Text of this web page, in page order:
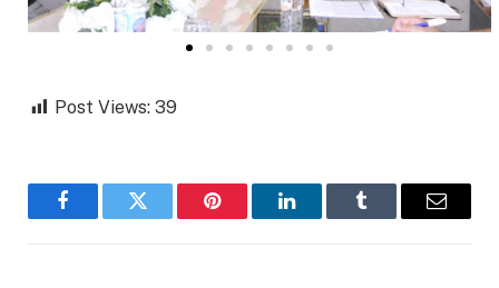
Post Views: 39
FacebookTwitter Pinterest LinkedInTumblr Email